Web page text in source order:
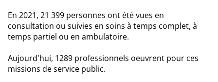
En 2021, 21 399 personnes ont été vues en
consultation ou suivies en soins à temps complet, à
temps partiel ou en ambulatoire.
Aujourd'hui, 1289 professionnels oeuvrent pour ces
missions de service public.